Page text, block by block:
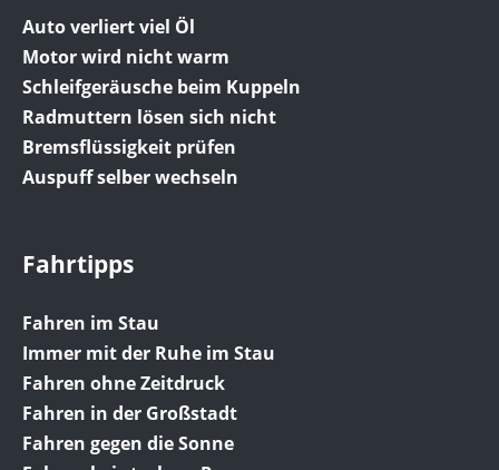
Auto verliert viel Öl
Motor wird nicht warm
Schleifgeräusche beim Kuppeln
Radmuttern lösen sich nicht
Bremsflüssigkeit prüfen
Auspuff selber wechseln
Fahrtipps
Fahren im Stau
Immer mit der Ruhe im Stau
Fahren ohne Zeitdruck
Fahren in der Großstadt
Fahren gegen die Sonne